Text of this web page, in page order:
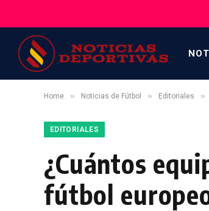
Home » Noticias de Fútbol » Editoriales »
EDITORIALES
¿Cuántos
fútbol